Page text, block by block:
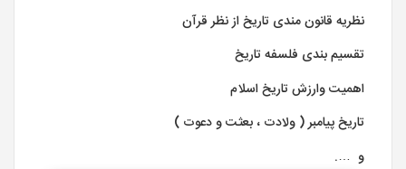
نظریه قانون مندی تاریخ از نظر قرآن
تقسیم بندی فلسفه تاریخ
اهمیت وارزش تاریخ اسلام
تاریخ پیامبر ( ولادت ، بعثت و دعوت )
و ….